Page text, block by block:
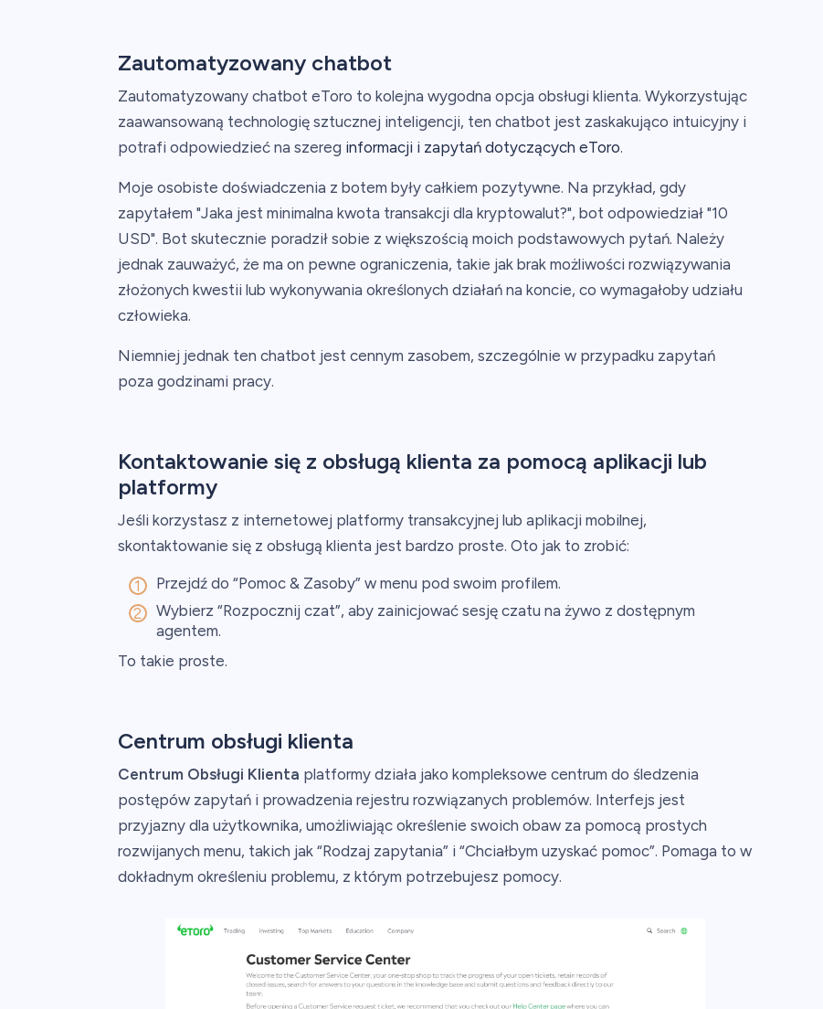
Zautomatyzowany chatbot
Zautomatyzowany chatbot eToro to kolejna wygodna opcja obsługi klienta. Wykorzystując
zaawansowaną technologię sztucznej inteligencji, ten chatbot jest zaskakująco intuicyjny i
potrafi odpowiedzieć na szereg informacji i zapytań dotyczących eToro.
Moje osobiste doświadczenia z botem były całkiem pozytywne. Na przykład, gdy
zapytałem "Jaka jest minimalna kwota transakcji dla kryptowalut?", bot odpowiedział "10
USD". Bot skutecznie poradził sobie z większością moich podstawowych pytań. Należy
jednak zauważyć, że ma on pewne ograniczenia, takie jak brak możliwości rozwiązywania
złożonych kwestii lub wykonywania określonych działań na koncie, co wymagałoby udziału
człowieka.
Niemniej jednak ten chatbot jest cennym zasobem, szczególnie w przypadku zapytań
poza godzinami pracy.
Kontaktowanie się z obsługą klienta za pomocą aplikacji lub
platformy
Jeśli korzystasz z internetowej platformy transakcyjnej lub aplikacji mobilnej,
skontaktowanie się z obsługą klienta jest bardzo proste. Oto jak to zrobić:
Przejdź do “Pomoc & Zasoby” w menu pod swoim profilem.
Wybierz “Rozpocznij czat”, aby zainicjować sesję czatu na żywo z dostępnym
agentem.
To takie proste.
Centrum obsługi klienta
Centrum Obsługi Klienta platformy działa jako kompleksowe centrum do śledzenia
postępów zapytań i prowadzenia rejestru rozwiązanych problemów. Interfejs jest
przyjazny dla użytkownika, umożliwiając określenie swoich obaw za pomocą prostych
rozwijanych menu, takich jak “Rodzaj zapytania” i “Chciałbym uzyskać pomoc”. Pomaga to w
dokładnym określeniu problemu, z którym potrzebujesz pomocy.